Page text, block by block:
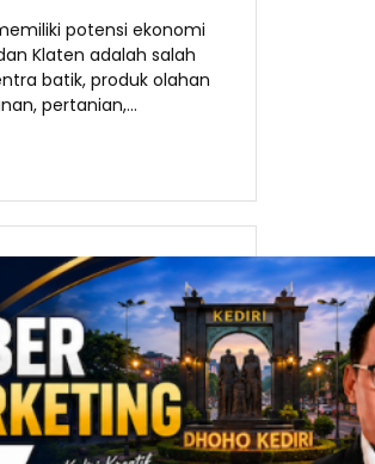
potensi ekonomi
Klaten adalah salah
batik, produk olahan
pertanian,…